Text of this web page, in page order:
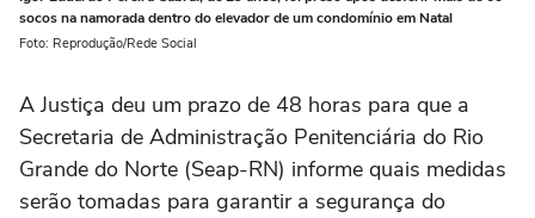
socos na namorada dentro do elevador de um condomínio em Natal
Foto: Reprodução/Rede Social
A Justiça deu um prazo de 48 horas para que a
Secretaria de Administração Penitenciária do Rio
Grande do Norte (Seap-RN) informe quais medidas
serão tomadas para garantir a segurança do